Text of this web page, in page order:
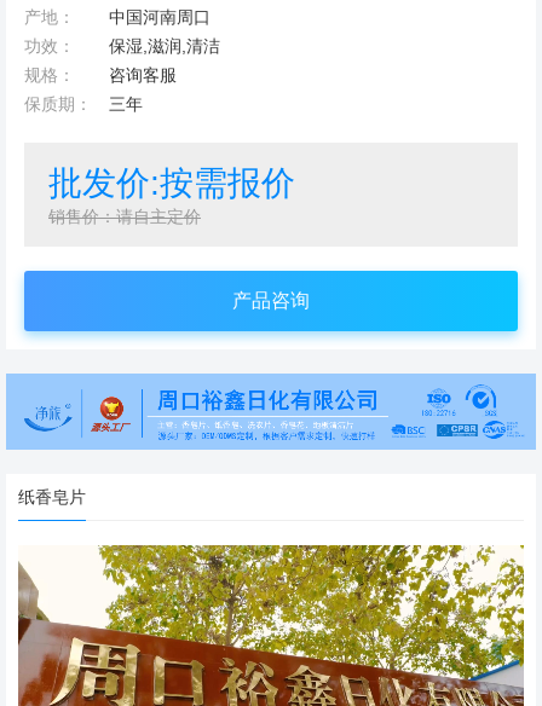
产地：
中国河南周口
功效：
保湿,滋润,清洁
规格：
咨询客服
保质期：
三年
批发价:按需报价
销售价：请自主定价
产品咨询
纸香皂片